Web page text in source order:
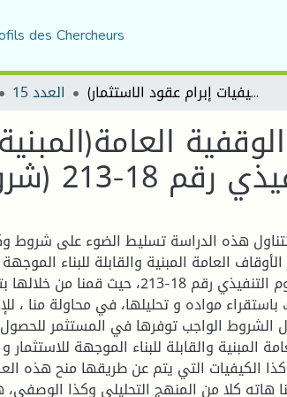
des Chercheurs
العدد 15 استثمار العقارات الوقفية العامة(المبنية والقابلة للبناء ) في ظل المرسوم التنفيذي رقم 18-213 (شروط و كيفيات إبرام عقود الاستثمار)
و كيفيات إبرام عقود الاستثمار)
هذه الدراسة تسليط الضوء على شروط
الأوقاف العامة المبنية والقابلة للبناء
المرسوم التنفيذي رقم 18-213، حيث
مواده و تحليلها، في محاولة منا ،
الشروط الواجب توفرها في المستثمر
المبنية والقابلة للبناء الموجهة
الكيفيات التي يتم عن طريقها منح هذه
هاته كلا من المنهج التحليلي وكذا